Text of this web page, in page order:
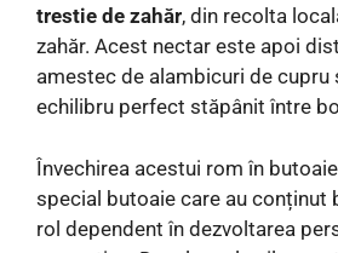
trestie de zahăr, din recolta
zahăr. Acest nectar este apoi
amestec de alambicuri de cupru
echilibru perfect stăpânit între
Învechirea acestui rom în
special butoaie care au conținut
rol dependent în dezvoltarea